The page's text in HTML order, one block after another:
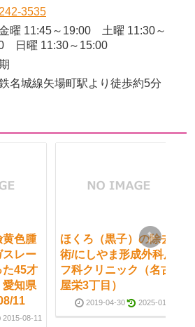
3535
曜 11:45～19:00 土曜 11:30～
日曜 11:30～15:00
名城線矢場町駅より徒歩約5分
黄色腫
スレー
た45才
知県
11
2015-08-11
​ほくろ（黒子）の除去
術/にしやま形成外科皮
フ科クリニック（名古
屋栄3丁目）
2019-04-30 2025-01-26